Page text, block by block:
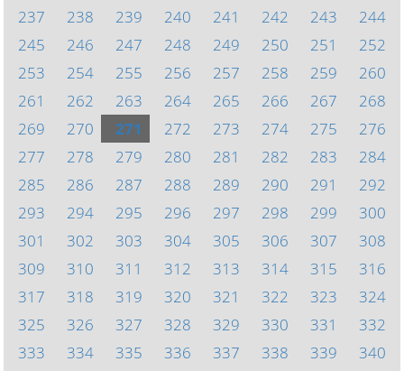
237
238 239 240 241 242 243
244
245
246 247 248 249 250 251
252
253
254 255 256 257 258 259
260
261
262 263 264 265 266 267
268
269
270 271 272 273 274 275
276
277
278 279 280 281 282 283
284
285
286 287 288 289 290 291
292
293
294 295 296 297 298 299
300
301
302 303 304 305 306 307
308
309
310 311 312 313 314 315
316
317
318 319 320 321 322 323
324
325
326 327 328 329 330 331
332
333
334 335 336 337 338 339
340